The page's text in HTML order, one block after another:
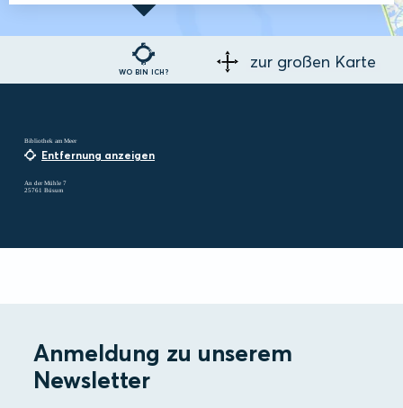
WO BIN ICH? zur großen Karte
Bibliothek am Meer
Entfernung anzeigen
An der Mühle 7
25761 Büsum
Anmeldung zu unserem
Newsletter